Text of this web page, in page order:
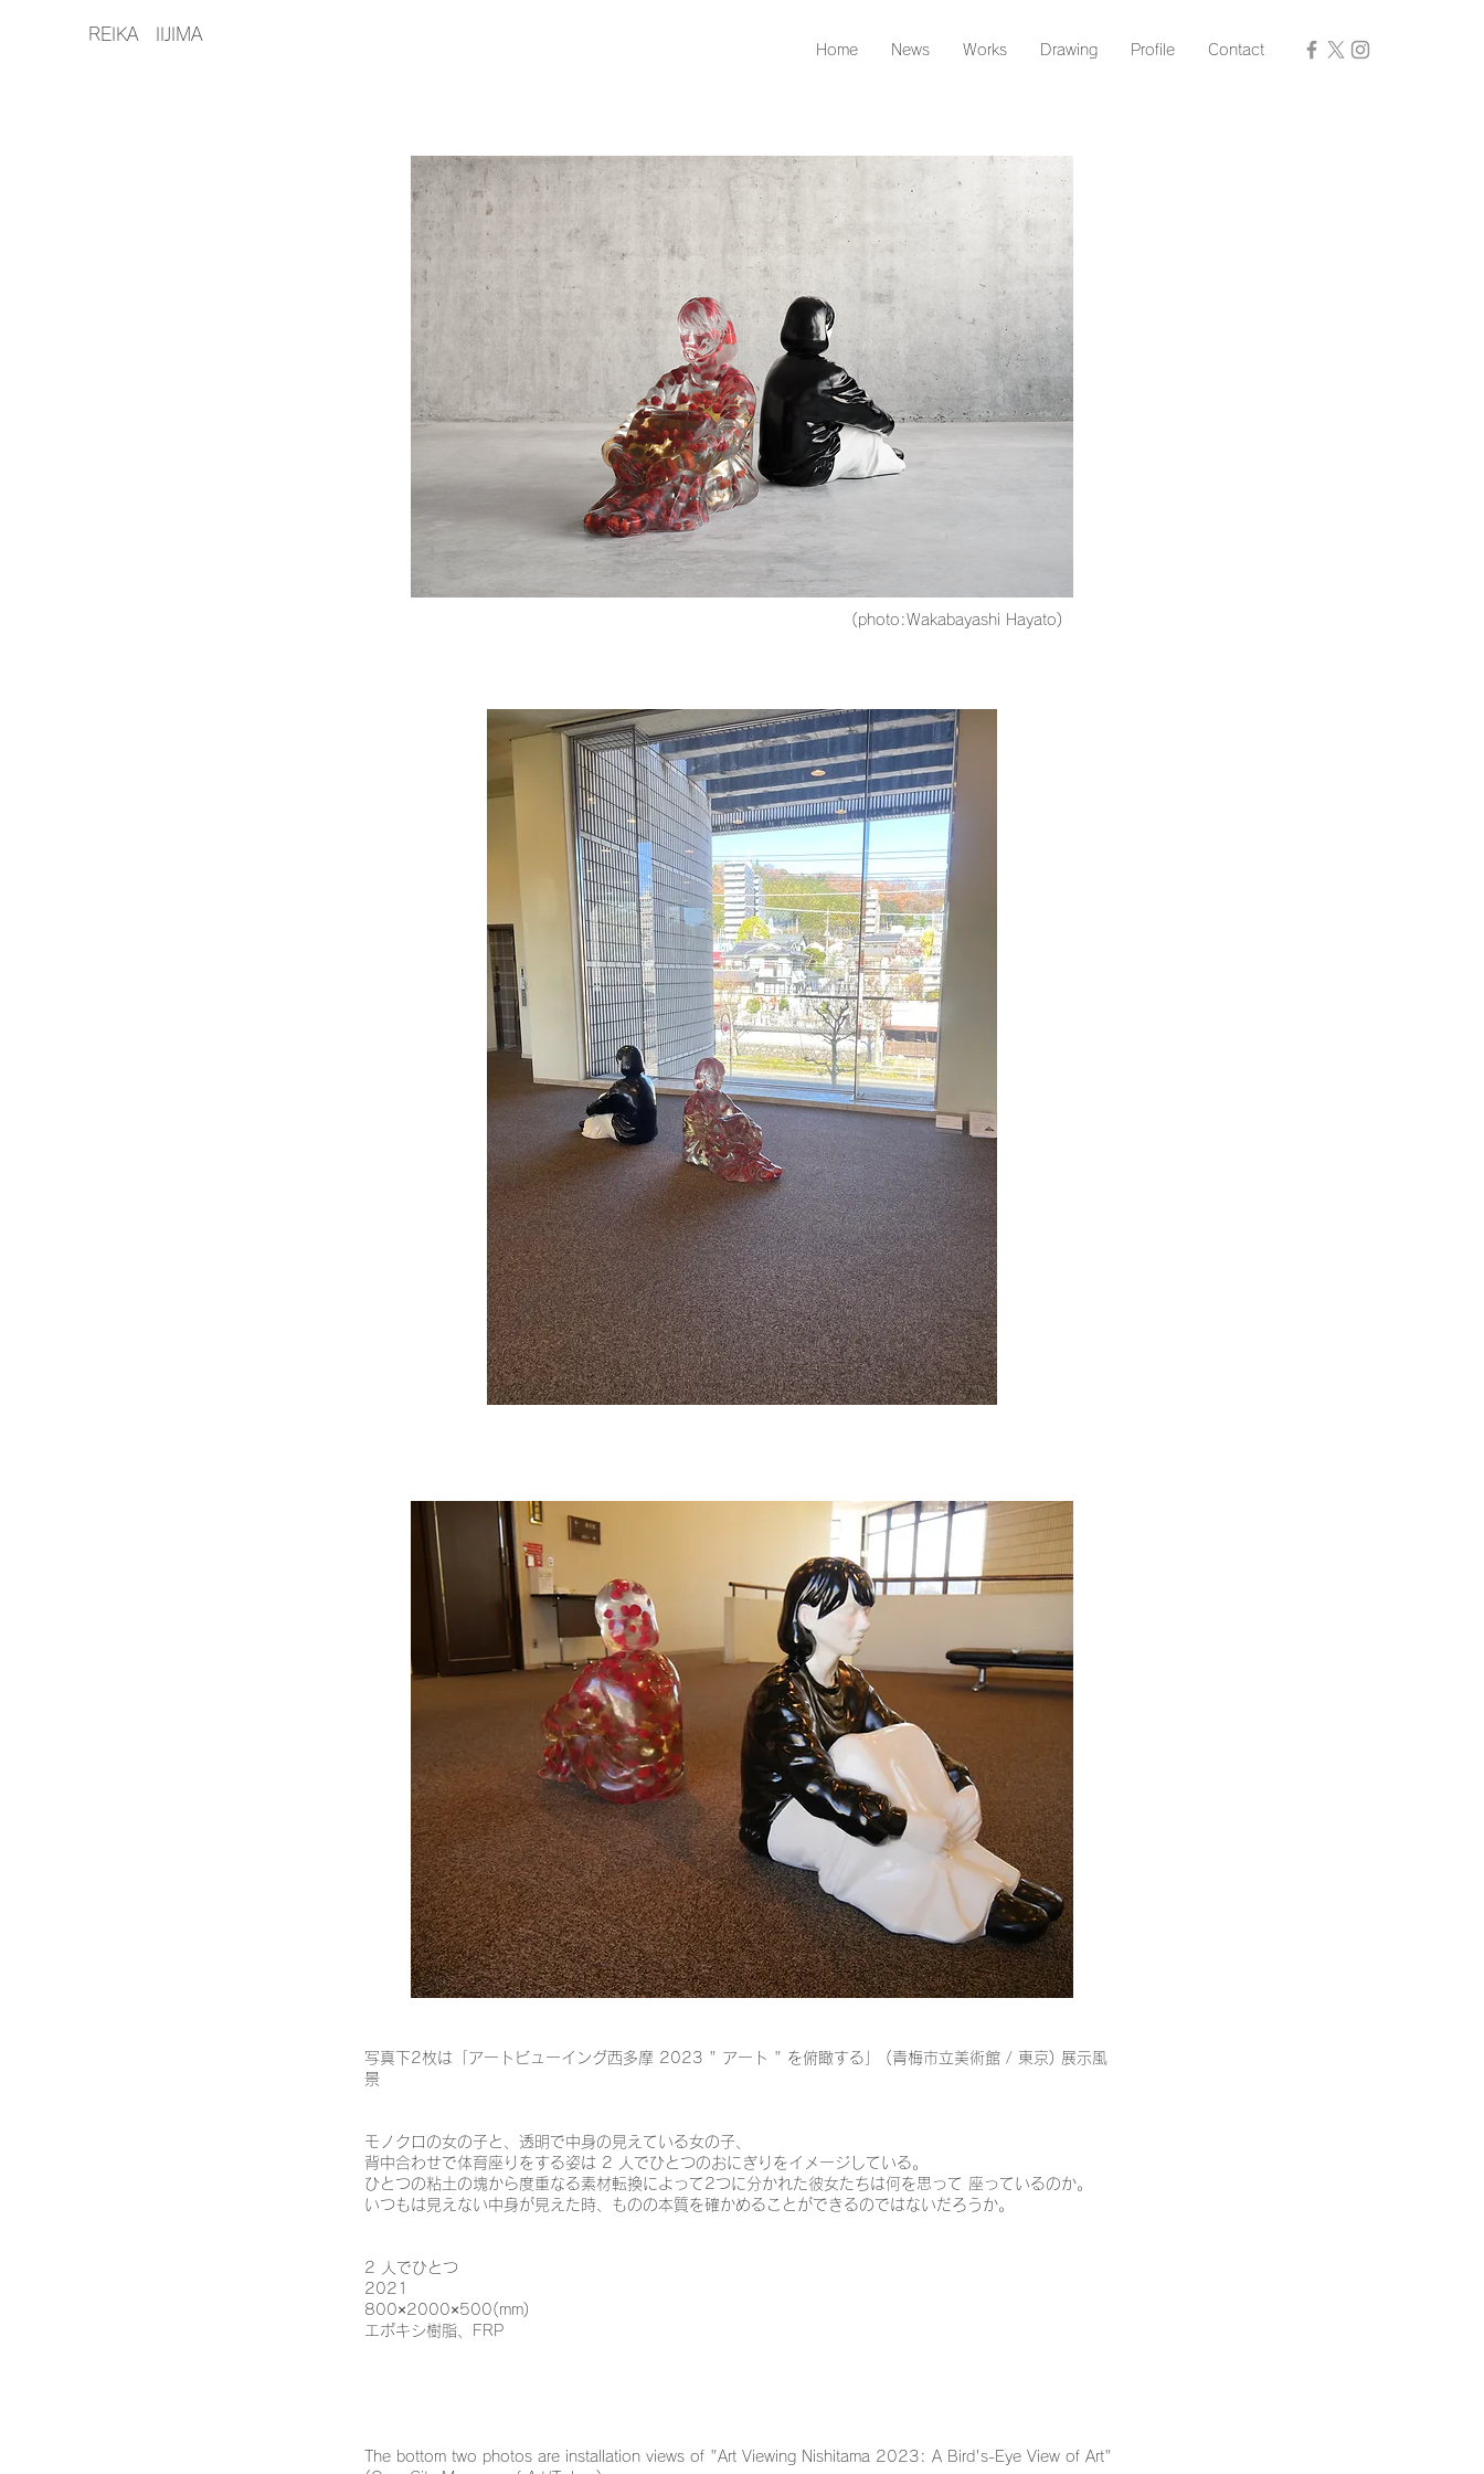
Home News Works Drawing Profile Contact
REIKA IIJIMA
(photo:Wakabayashi Hayato)
写真下2枚は「アートビューイング西多摩 2023 " アート " を俯瞰する」 (青梅市立美術館 / 東京) 展示風
景
モノクロの女の子と、透明で中身の見えている女の子、
背中合わせで体育座りをする姿は 2 人でひとつのおにぎりをイメージしている。
ひとつの粘土の塊から度重なる素材転換によって2つに分かれた彼女たちは何を思って 座っているのか。
いつもは見えない中身が見えた時、ものの本質を確かめることができるのではないだろうか。
2 人でひとつ
2021
800×2000×500(mm)
エポキシ樹脂、FRP
The bottom two photos are installation views of "Art Viewing Nishitama 2023: A Bird's-Eye View of Art"